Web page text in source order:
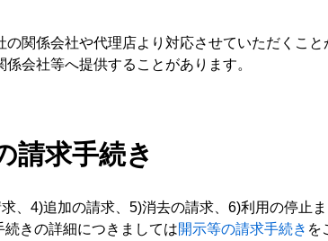
関係会社や代理店より対応させていただくこと
会社等へ提供することがあります。
請求手続き
、4)追加の請求、5)消去の請求、6)利用の停止
きの詳細につきましては開示等の請求手続き を